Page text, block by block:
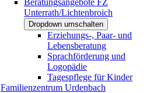
Unterrath/Lichtenbroich
Dropdown umschalten
Erziehungs-, Paar- und
Lebensberatung
Sprachförderung und
Logopädie
Tagespflege für Kinder
Familienzentrum Urdenbach